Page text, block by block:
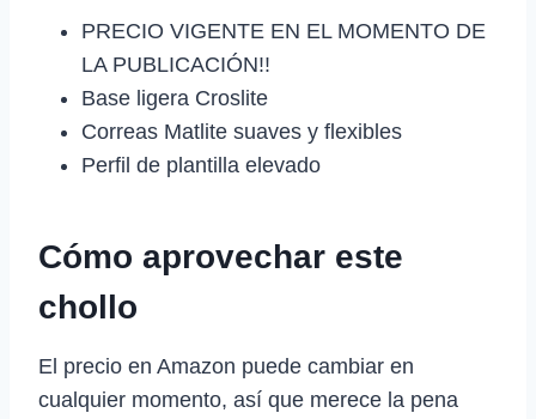
PRECIO VIGENTE EN EL MOMENTO DE
LA PUBLICACIÓN!!
Base ligera Croslite
Correas Matlite suaves y flexibles
Perfil de plantilla elevado
Cómo aprovechar este
chollo
El precio en Amazon puede cambiar en
cualquier momento, así que merece la pena